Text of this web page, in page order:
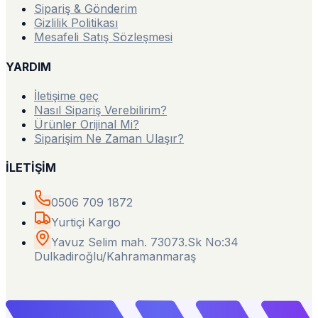
Sipariş & Gönderim
Gizlilik Politikası
Mesafeli Satış Sözleşmesi
YARDIM
İletişime geç
Nasıl Sipariş Verebilirim?
Ürünler Orijinal Mi?
Siparişim Ne Zaman Ulaşır?
İLETİŞİM
0506 709 1872
Yurtiçi Kargo
Yavuz Selim mah. 73073.Sk No:34
Dulkadiroğlu/Kahramanmaraş